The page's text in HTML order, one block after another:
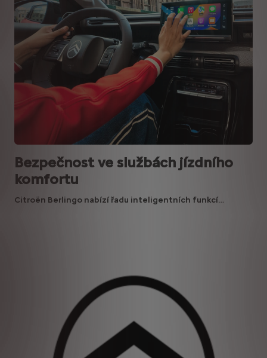
Bezpečnost ve službách jízdního
komfortu
Citroën Berlingo nabízí řadu inteligentních funkcí…